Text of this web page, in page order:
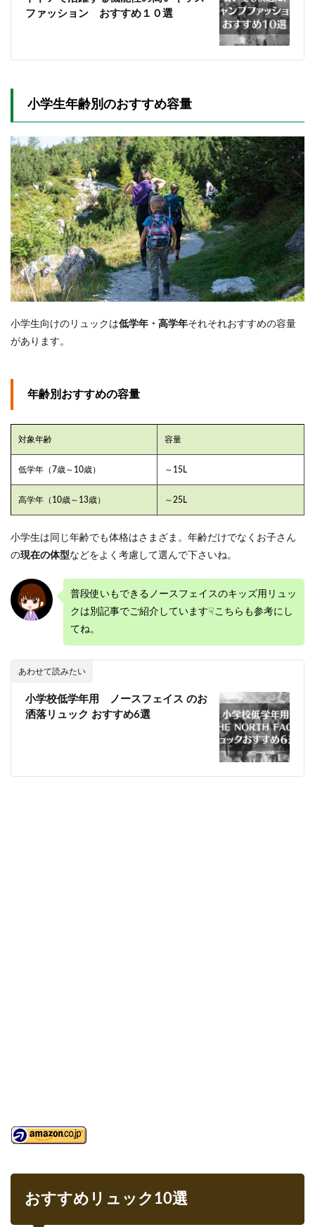
ビア キ
ッズ リ
ク 18L
2.2.4
ミレー
(Millet)
マルシ
ェ NX
20L
2.2.5
ザ・ノ
ース・
フェイ
ス キ
ッズラ
ウンデ
ィ 22L
3
まと
め
ファッション おすすめ１０選
小学生年齢別のおすすめ容量
小学生向けのリュックは低学年・高学年それそれおすすめの容量
があります。
年齢別おすすめの容量
対象年齢 容量
低学年（7歳～10歳） ～15L
高学年（10歳～13歳） ～25L
小学生は同じ年齢でも体格はさまざま。年齢だけでなくお子さん
の現在の体型などをよく考慮して選んで下さいね。
普段使いもできるノースフェイスのキッズ用リュッ
クは別記事でご紹介しています☟こちらも参考にし
てね。
あわせて読みたい
小学校低学年用 ノースフェイス のお
洒落リュック おすすめ6選
おすすめリュック10選